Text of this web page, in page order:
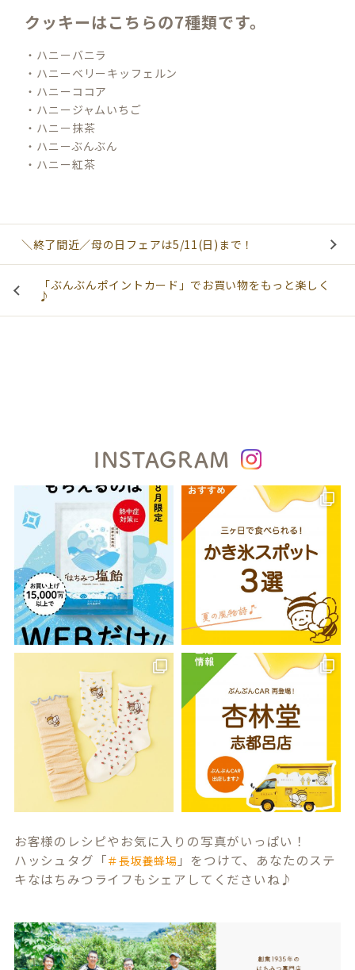
クッキーはこちらの7種類です。
・ハニーバニラ
・ハニーベリーキッフェルン
・ハニーココア
・ハニージャムいちご
・ハニー抹茶
・ハニーぶんぶん
・ハニー紅茶
＼終了間近／母の日フェアは5/11(日)まで！
「ぶんぶんポイントカード」でお買い物をもっと楽しく
♪
INSTAGRAM
お客様のレシピやお気に入りの写真がいっぱい！
ハッシュタグ「＃長坂養蜂場 」をつけて、あなたのステ
キなはちみつライフもシェアしてくださいね♪